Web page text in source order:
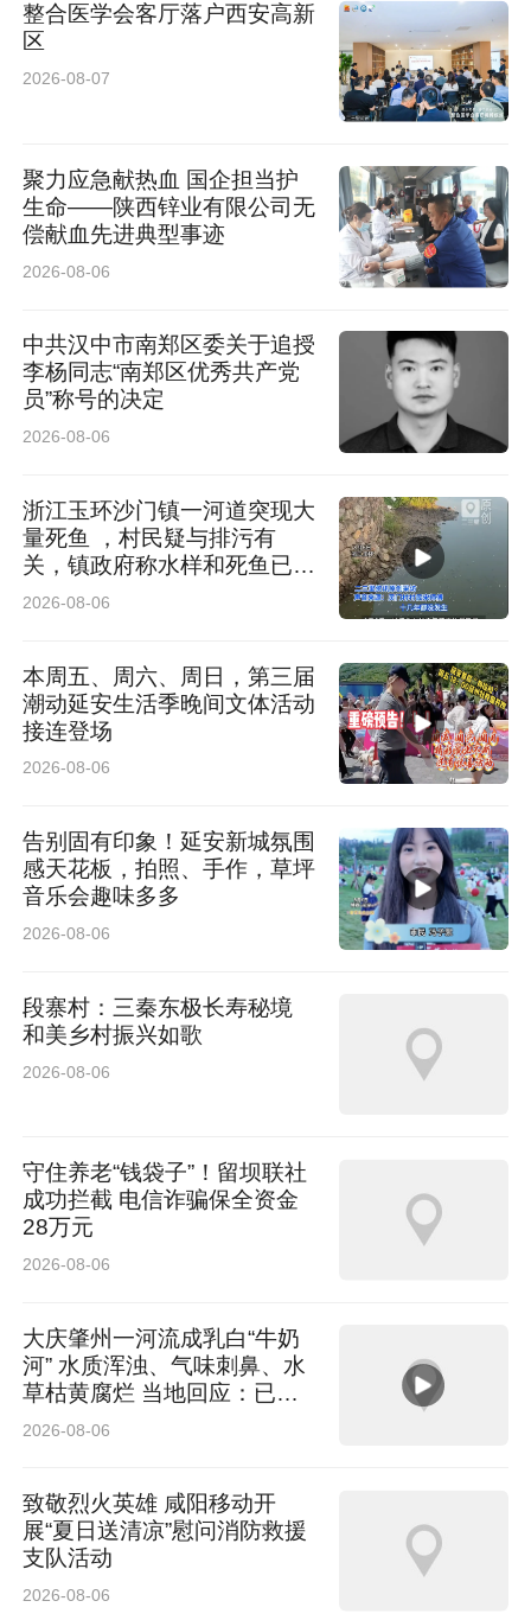
在行业里，虚拟制片仍属于门槛较高的前沿领
域，专业人才稀缺。高校本科生能成建制地进入
度合作，正是学生“沉浸式入水”的一帧特写；学
校布局的“新传媒”战略，便是其为学子打造的一
片“成长水域”——一头扎进真实产业世界，成为
游法。
“过去，传媒教育只为媒体行业培养人才；现在，
维完成内容生产和全链路分发的人。”曹小娟的
话，直指西安欧亚学院新传媒教育的核心使命。
清晨被手机界面闹钟唤醒，通勤途中依托短视频
界面了解时事资讯，职场上借助各类办公界面协
台、XR虚拟影院。日常消费、出行、文旅体验等
生活场景皆由数字界面承载。
海量界面亟须优质内容赋能，多元场景离不开专
业传媒素养支撑，传媒的价值被无限放大，行业
对人才的需求也发生了根本性变革——不再需要
只会写稿、剪辑的“单一技工”，而是需要懂技
那些始终扎根行业一线的学生，天然拥有感知行
业水温的敏锐度。他们最先捕捉到传媒生态的细
定义。
从为单一行业育才，到为所有行业赋能。
地。
让学生被市场“看见”
整合医学会客厅落户西安高新
区
2026-08-07
聚力应急献热血 国企担当护
生命——陕西锌业有限公司无
偿献血先进典型事迹
2026-08-06
中共汉中市南郑区委关于追授
李杨同志“南郑区优秀共产党
员”称号的决定
2026-08-06
浙江玉环沙门镇一河道突现大
量死鱼 ，村民疑与排污有
关，镇政府称水样和死鱼已送
检
2026-08-06
本周五、周六、周日，第三届
潮动延安生活季晚间文体活动
接连登场
2026-08-06
告别固有印象！延安新城氛围
感天花板，拍照、手作，草坪
音乐会趣味多多
2026-08-06
段寨村：三秦东极长寿秘境
和美乡村振兴如歌
2026-08-06
守住养老“钱袋子”！留坝联社
成功拦截 电信诈骗保全资金
28万元
2026-08-06
大庆肇州一河流成乳白“牛奶
河” 水质浑浊、气味刺鼻、水
草枯黄腐烂 当地回应：已介
入排查
2026-08-06
致敬烈火英雄 咸阳移动开
展“夏日送清凉”慰问消防救援
支队活动
2026-08-06